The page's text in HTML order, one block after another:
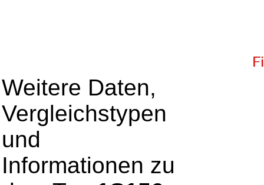
Weitere Daten,
Vergleichstypen
und
Informationen zu